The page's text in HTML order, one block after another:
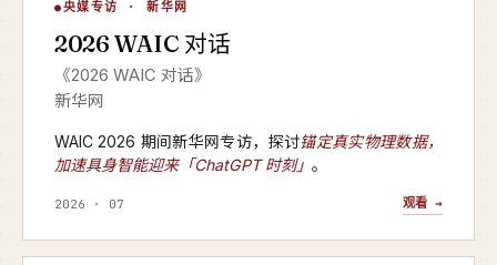
新华网 · 2026
▶
央媒专访 · 新华网
2026 WAIC 对话
《2026 WAIC 对话》
新华网
WAIC 2026 期间新华网专访，探讨锚定真实物理数据，
加速具身智能迎来「ChatGPT 时刻」 。
2026 · 07 观看 →